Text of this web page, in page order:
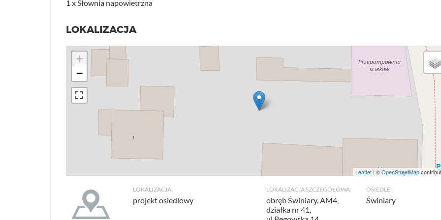
1 x Słownia napowietrzna
LOKALIZACJA
+
−
Leaflet| ©OpenStreetMap
LOKALIZACJA:
projekt osiedlowy
LOKALIZACJA SZCZEGÓŁOWA:
obręb Świniary, AM4,
działka nr 41,
OSIEDLE:
Świniary